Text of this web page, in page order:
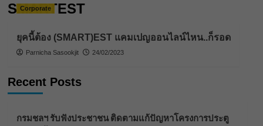
SMARTEST
Corporate
ยุคนี้ต้อง (SMART)EST แคมเปญออนไลน์ไหน..ก็รอด
Parnicha Sasookjit 24/02/2023
Recent Posts
กรมชลฯ รับฟังประชาชน ติดตามแก้ปัญหาโครงการประตู